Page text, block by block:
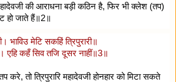
की आराधना बड़ी कठिन है, फिर भी क्लेश (तप)
हो जाते हैं॥2॥
भाविउ मेटि सकहिं त्रिपुरारी॥
एहि कहँ सिव तजि दूसर नाहीं॥3॥
करे, तो त्रिपुरारि महादेवजी होनहार को मिटा सकते